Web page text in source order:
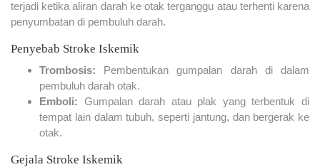
terjadi ketika aliran darah ke otak terganggu atau terhenti karena
penyumbatan di pembuluh darah.
Penyebab Stroke Iskemik
Trombosis: Pembentukan gumpalan darah di dalam
pembuluh darah otak.
Emboli: Gumpalan darah atau plak yang terbentuk di
tempat lain dalam tubuh, seperti jantung, dan bergerak ke
otak.
Gejala Stroke Iskemik